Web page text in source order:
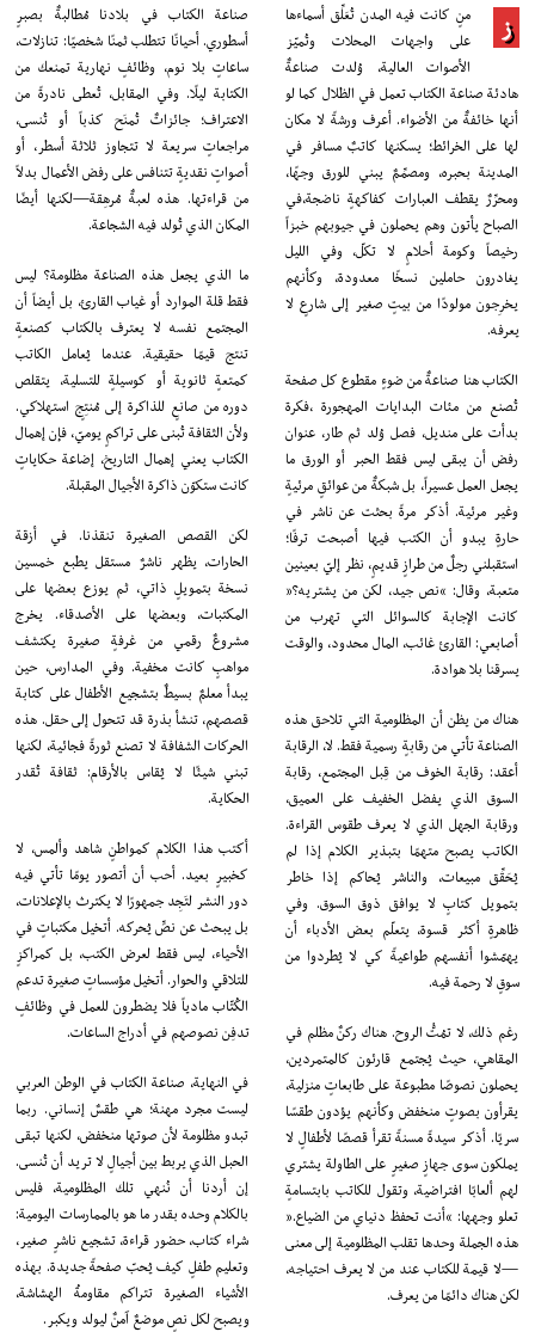
ز
منٍ كانت فيه المدن تُعَلِّق أسماءها
على واجهات المحلات وتُميّز
الأصوات العالية، وُلدت صناعةٌ
هادئة صناعة الكتاب تعمل في الظلال كما لو
أنها خائفةٌ من الأضواء. أعرف ورشةً لا مكان
لها على الخرائط؛ يسكنها كاتبٌ مسافر في
المدينة بحبره، ومصمِّمٌ يبني للورق وجهًا،
ومحرِّرٌ يقطف العبارات كفاكهةٍ ناضجة،في
الصباح يأتون وهم يحملون في جيوبهم خبزاً
رخيصاً وكومة أحلامٍ لا تكلّ، وفي الليل
يغادرون حاملين نسخًا معدودة، وكأنهم
يخرِجون مولودًا من بيتٍ صغير إلى شارعٍ لا
يعرفه.
الكتاب هنا صناعةٌ من ضوءٍ مقطوع كل صفحة
تُصنع من مئات البدايات المهجورة ،فكرة
بدأت على منديل، فصل وُلد ثم طار، عنوان
رفض أن يبقى ليس فقط الحبر أو الورق ما
يجعل العمل عسيراً، بل شبكةٌ من عوائقٍ مرئيةٍ
وغير مرئية. أذكر مرةً بحثت عن ناشر في
حارةٍ يبدو أن الكتب فيها أصبحت ترفًا؛
استقبلني رجلٌ من طرازٍ قديمٍ، نظر إليّ بعينين
متعبة، وقال: “نص جيد، لكن من يشتريه؟”
كانت الإجابة كالسوائل التي تهرب من
أصابعي: القارئ غائب، المال محدود، والوقت
يسرقنا بلا هوادة.
هناك من يظن أن المظلومية التي تلاحق هذه
الصناعة تأتي من رقابةٍ رسمية فقط. لا، الرقابة
أعقد: رقابة الخوف من قِبل المجتمع، رقابة
السوق الذي يفضل الخفيف على العميق،
ورقابة الجهل الذي لا يعرف طقوس القراءة.
الكاتب يصبح متهمًا بتبذير الكلام إذا لم
يُحَقِّق مبيعات، والناشر يُحاكم إذا خاطر
بتمويل كتابٍ لا يوافق ذوق السوق. وفي
ظاهرةٍ أكثر قسوة، يتعلّم بعض الأدباء أن
يهمّشوا أنفسهم طواعيةً كي لا يُطردوا من
سوقٍ لا رحمة فيه.
رغم ذلك، لا تمُتُّ الروح. هناك ركنٌ مظلم في
المقاهي، حيث يُجتمع قارئون كالمتمردين،
يحملون نصوصًا مطبوعة على طابعاتٍ منزلية،
يقرأون بصوتٍ منخفض وكأنهم يؤدون طقسًا
سريًا. أذكر سيدةً مسنةً تقرأ قصصًا لأطفالٍ لا
يملكون سوى جهازٍ صغيرٍ على الطاولة يشتري
لهم ألعابًا افتراضية، وتقول للكاتب بابتسامةٍ
تعلو وجهها: “أنت تحفظ دنياي من الضياع.”
هذه الجملة وحدها تقلب المظلومية إلى معنى
—لا قيمة للكتاب عند من لا يعرف احتياجه،
لكن هناك دائمًا من يعرف.
صناعة الكتاب في بلادنا مُطالبةٌ بصبرٍ
أسطوري. أحيانًا تتطلب ثمنًا شخصيًا: تنازلات،
ساعاتٍ بلا نوم، وظائفٍ نهارية تمنعك من
الكتابة ليلًا. وفي المقابل، تُعطى نادرةً من
الاعتراف؛ جائزاتٌ تُمنَح كذباً أو تُنسى،
مراجعاتٍ سريعة لا تتجاوز ثلاثة أسطر، أو
أصواتٍ نقديةٍ تتنافس على رفض الأعمال بدلاً
من قراءتها. هذه لعبةٌ مُرهِقة—لكنها أيضًا
المكان الذي تُولد فيه الشجاعة.
ما الذي يجعل هذه الصناعة مظلومة؟ ليس
فقط قلة الموارد أو غياب القارئ، بل أيضاً أن
المجتمع نفسه لا يعترف بالكتاب كصنعةٍ
تنتج قيمًا حقيقية. عندما يُعامل الكاتب
كمتعةٍ ثانوية أو كوسيلةٍ للتسلية، يتقلص
دوره من صانعٍ للذاكرة إلى مُنتِجٍ استهلاكي.
ولأن الثقافة تُبنى على تراكمٍ يوميّ، فإن إهمال
الكتاب يعني إهمال التاريخ، إضاعة حكاياتٍ
كانت ستكوّن ذاكرة الأجيال المقبلة.
لكن القصص الصغيرة تنقذنا. في أزقة
الحارات، يظهر ناشرٌ مستقل يطبع خمسين
نسخة بتمويلٍ ذاتي، ثم يوزع بعضها على
المكتبات، وبعضها على الأصدقاء. يخرج
مشروعٌ رقمي من غرفةٍ صغيرة يكتشف
مواهبٍ كانت مخفية. وفي المدارس، حين
يبدأ معلمٌ بسيطٌ بتشجيع الأطفال على كتابة
قصصهم، تنشأ بذرة قد تتحول إلى حقل. هذه
الحركات الشفافة لا تصنع ثورةً فجائية، لكنها
تبني شيئًا لا يُقاس بالأرقام: ثقافة تُقدر
الحكاية.
أكتب هذا الكلام كمواطنٍ شاهد وألمس، لا
كخبيرٍ بعيد. أحب أن أتصور يومًا تأتي فيه
دور النشر لتَجِد جمهورًا لا يكترث بالإعلانات،
بل يبحث عن نصٍّ يُحركه. أتخيل مكتباتٍ في
الأحياء، ليس فقط لعرض الكتب، بل كمراكزٍ
للتلاقي والحوار. أتخيل مؤسساتٍ صغيرة تدعم
الكُتّاب مادياً فلا يضطرون للعمل في وظائفٍ
تدفِن نصوصهم في أدراج الساعات.
في النهاية، صناعة الكتاب في الوطن العربي
ليست مجرد مهنة؛ هي طقسٌ إنساني. ربما
تبدو مظلومة لأن صوتها منخفض، لكنها تبقى
الحبل الذي يربط بين أجيالٍ لا تريد أن تُنسى.
إن أردنا أن نُنهي تلك المظلومية، فليس
بالكلام وحده بقدر ما هو بالممارسات اليومية:
شراء كتاب، حضور قراءة، تشجيع ناشرٍ صغير،
وتعليم طفلٍ كيف يُحبّ صفحةً جديدة. بهذه
الأشياء الصغيرة تتراكم مقاومةُ الهشاشة،
ويصبح لكل نصٍ موضعٌ آمنٌ ليولد ويكبر.